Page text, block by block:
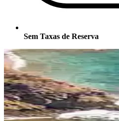
Sem Taxas de Reserva